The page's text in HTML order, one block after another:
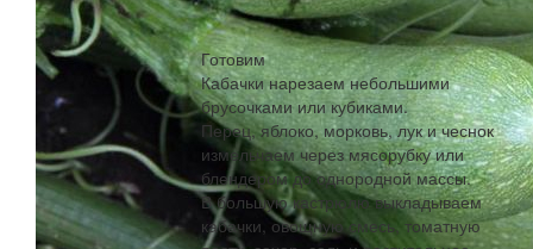
Готовим
Кабачки нарезаем небольшими
брусочками или кубиками.
Перец, яблоко, морковь, лук и чеснок
измельчаем через мясорубку или
блендером до однородной массы.
В большую кастрюлю выкладываем
кабачки, овощную смесь, томатную